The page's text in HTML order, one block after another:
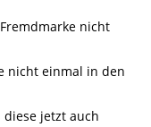
nicht
nicht einmal in den
jetzt auch